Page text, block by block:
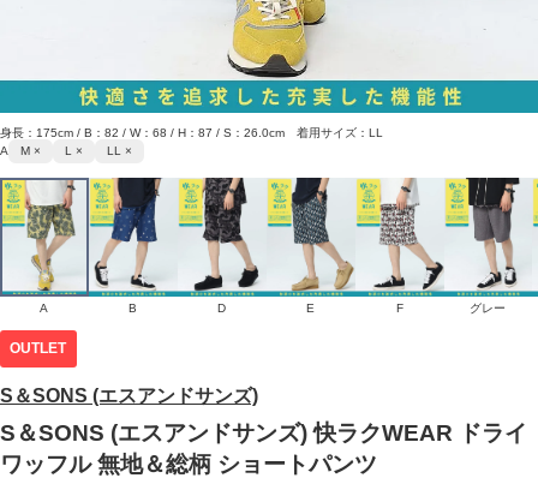
OUTLET
S＆SONS (エスアンドサンズ)
S＆SONS (エスアンドサンズ) 快ラクWEAR ドライ
ワッフル 無地＆総柄 ショートパンツ
身長：175cm / B：82 / W：68 / H：87 / S：26.0cm 着用サイズ：LL
A
M × L × LL ×
A B D E F グレー